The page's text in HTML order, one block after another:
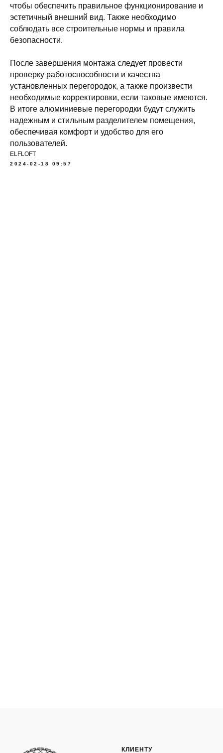
чтобы обеспечить правильное функционирование и
эстетичный внешний вид. Также необходимо
соблюдать все строительные нормы и правила
безопасности.
После завершения монтажа следует провести
проверку работоспособности и качества
установленных перегородок, а также произвести
необходимые корректировки, если таковые имеются.
В итоге алюминиевые перегородки будут служить
надежным и стильным разделителем помещения,
обеспечивая комфорт и удобство для его
пользователей.
ELFLOFT
2024-02-18 09:57
КЛИЕНТУ